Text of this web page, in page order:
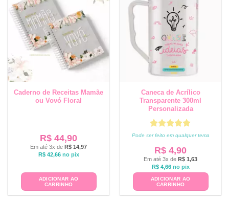
Caderno de Receitas Mamãe
ou Vovó Floral
R$ 44,90
Em até 3x de R$ 14,97
R$42,66 no pix
ADICIONAR AO
CARRINHO
Caneca de Acrílico
Transparente 300ml
Personalizada
Avaliação5
Pode ser feito em qualquer tema
R$ 4,90
Em até 3x de R$ 1,63
R$4,66 no pix
ADICIONAR AO
CARRINHO